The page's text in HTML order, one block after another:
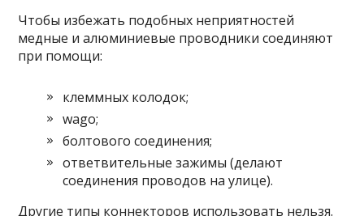
Чтобы избежать подобных неприятностей
медные и алюминиевые проводники соединяют
при помощи:
клеммных колодок;
wago;
болтового соединения;
ответвительные зажимы (делают
соединения проводов на улице).
Другие типы коннекторов использовать нельзя.